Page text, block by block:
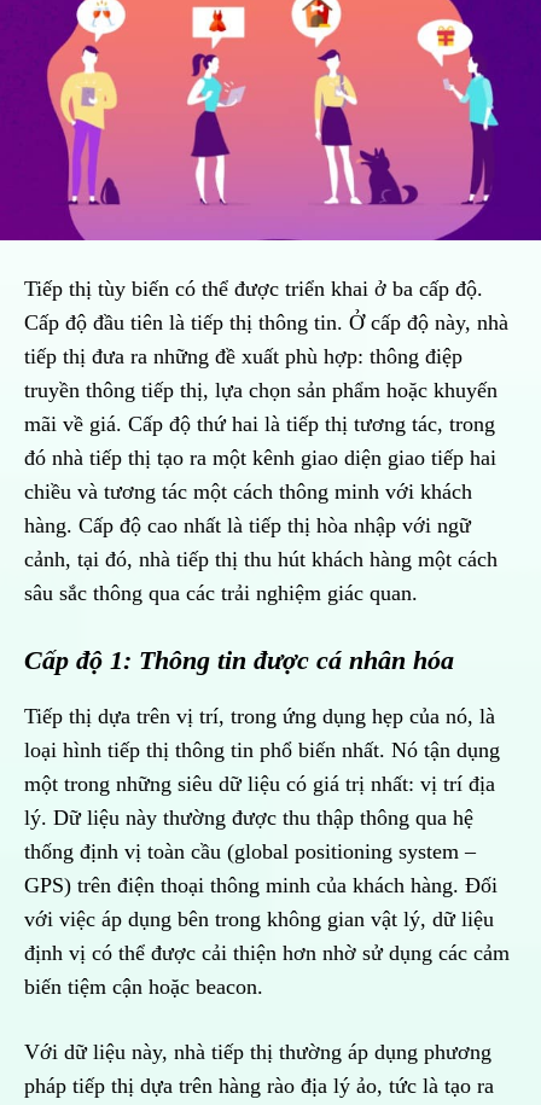
Tiếp thị tùy biến có thể được triển khai ở ba cấp độ.
Cấp độ đầu tiên là tiếp thị thông tin. Ở cấp độ này, nhà
tiếp thị đưa ra những đề xuất phù hợp: thông điệp
truyền thông tiếp thị, lựa chọn sản phẩm hoặc khuyến
mãi về giá. Cấp độ thứ hai là tiếp thị tương tác, trong
đó nhà tiếp thị tạo ra một kênh giao diện giao tiếp hai
chiều và tương tác một cách thông minh với khách
hàng. Cấp độ cao nhất là tiếp thị hòa nhập với ngữ
cảnh, tại đó, nhà tiếp thị thu hút khách hàng một cách
sâu sắc thông qua các trải nghiệm giác quan.
Cấp độ 1: Thông tin được cá nhân hóa
Tiếp thị dựa trên vị trí, trong ứng dụng hẹp của nó, là
loại hình tiếp thị thông tin phổ biến nhất. Nó tận dụng
một trong những siêu dữ liệu có giá trị nhất: vị trí địa
lý. Dữ liệu này thường được thu thập thông qua hệ
thống định vị toàn cầu (global positioning system –
GPS) trên điện thoại thông minh của khách hàng. Đối
với việc áp dụng bên trong không gian vật lý, dữ liệu
định vị có thể được cải thiện hơn nhờ sử dụng các cảm
biến tiệm cận hoặc beacon.
Với dữ liệu này, nhà tiếp thị thường áp dụng phương
pháp tiếp thị dựa trên hàng rào địa lý ảo, tức là tạo ra